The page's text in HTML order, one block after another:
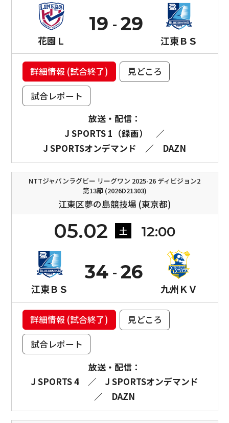
花園Ｌ
19
江東ＢＳ
29
詳細情報 (試合終了)
見どころ
試合レポート
放送・配信：
J SPORTS 1（録画）
／
J SPORTSオンデマンド
／ DAZN
NTTジャパンラグビー リーグワン 2025-26 ディビジョン2
第13節 (2026D21303)
江東区夢の島競技場 (東京都)
05.02 土 12:00
江東ＢＳ
34
九州ＫＶ
26
詳細情報 (試合終了)
見どころ
試合レポート
放送・配信：
J SPORTS 4
／
J SPORTSオンデマンド
／
DAZN